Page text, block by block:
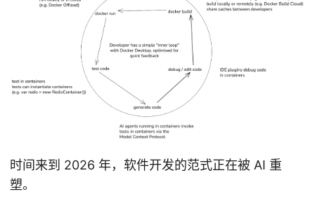
时间来到 2026 年，软件开发的范式正在被 AI 重
塑。